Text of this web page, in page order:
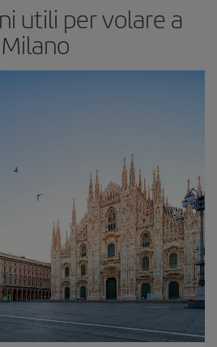
utili per volare a
Milano